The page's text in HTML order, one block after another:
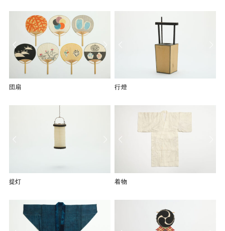
団扇
団扇 行燈
行燈
行燈
行燈
提灯 着物